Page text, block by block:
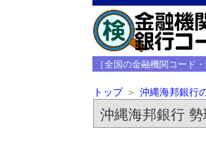
［全国の金融機関コード
トップ 沖縄海邦銀行
沖縄海邦銀行